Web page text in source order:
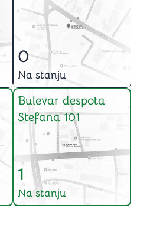
0
Na stanju
Bulevar despota
Stefana 101
1
Na stanju